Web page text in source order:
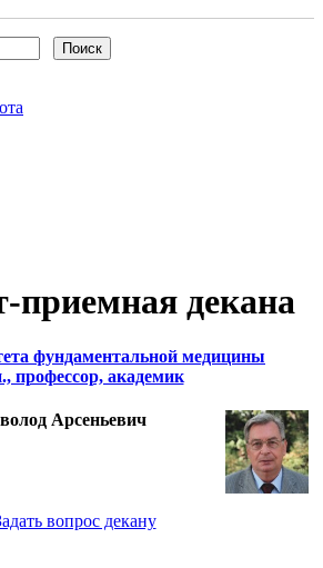
приемная декана
фундаментальной медицины
профессор, академик
Арсеньевич
вопрос декану